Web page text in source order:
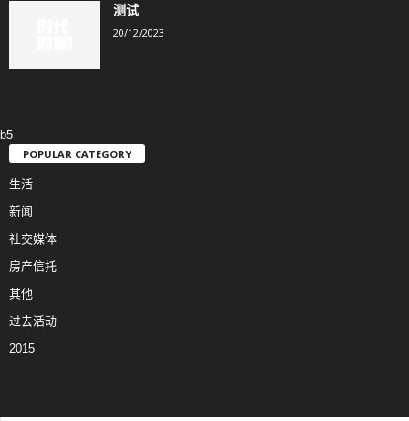
测试
20/12/2023
b5
POPULAR CATEGORY
生活
新闻
社交媒体
房产信托
其他
过去活动
2015